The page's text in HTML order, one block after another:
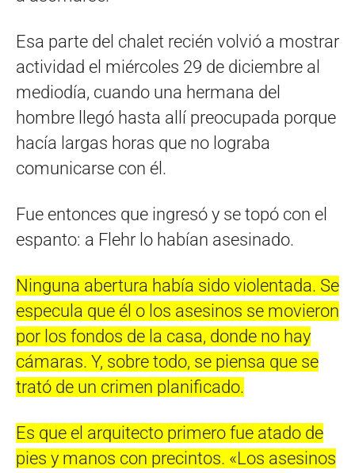
Esa parte del chalet recién volvió a mostrar
actividad el miércoles 29 de diciembre al
mediodía, cuando una hermana del
hombre llegó hasta allí preocupada porque
hacía largas horas que no lograba
comunicarse con él.
Fue entonces que ingresó y se topó con el
espanto: a Flehr lo habían asesinado.
Ninguna abertura había sido violentada. Se
especula que él o los asesinos se movieron
por los fondos de la casa, donde no hay
cámaras. Y, sobre todo, se piensa que se
trató de un crimen planificado.
Es que el arquitecto primero fue atado de
pies y manos con precintos. «Los asesinos